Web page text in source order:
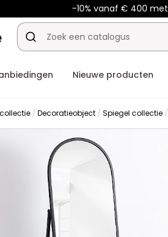
-10% vanaf € 400 met
Nieuwe producten
Decoratieobject Spiegel collectie